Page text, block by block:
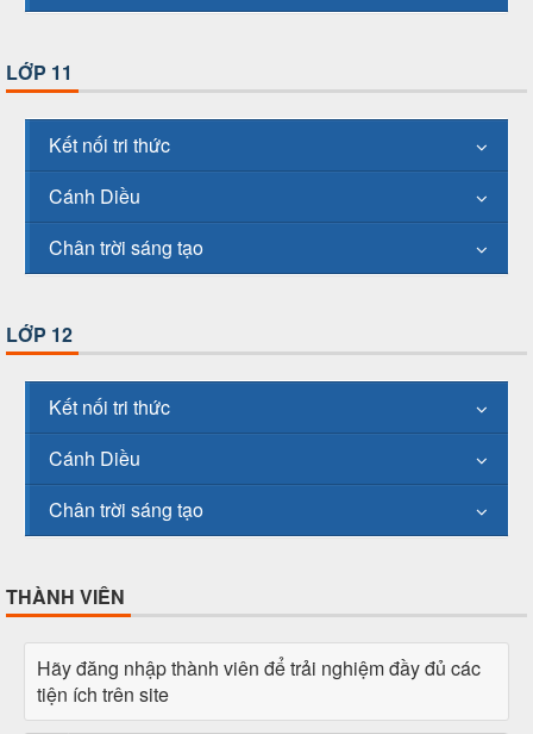
LỚP 11
Kết nối tri thức
Cánh Diều
Chân trời sáng tạo
LỚP 12
Kết nối tri thức
Cánh Diều
Chân trời sáng tạo
THÀNH VIÊN
Hãy đăng nhập thành viên để trải nghiệm đầy đủ các
tiện ích trên site